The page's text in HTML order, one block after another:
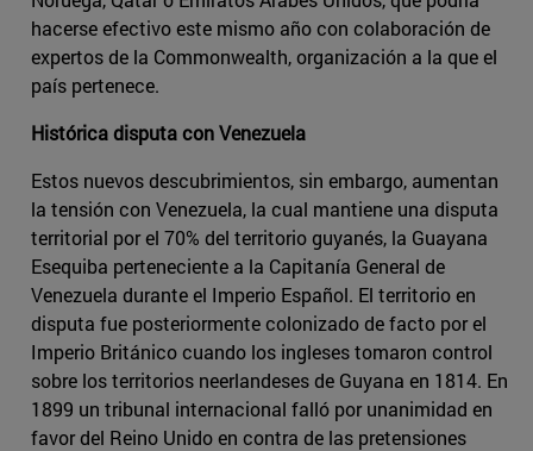
hacerse efectivo este mismo año con colaboración de
expertos de la Commonwealth, organización a la que el
país pertenece.
Histórica disputa con Venezuela
Estos nuevos descubrimientos, sin embargo, aumentan
la tensión con Venezuela, la cual mantiene una disputa
territorial por el 70% del territorio guyanés, la Guayana
Esequiba perteneciente a la Capitanía General de
Venezuela durante el Imperio Español. El territorio en
disputa fue posteriormente colonizado de facto por el
Imperio Británico cuando los ingleses tomaron control
sobre los territorios neerlandeses de Guyana en 1814. En
1899 un tribunal internacional falló por unanimidad en
favor del Reino Unido en contra de las pretensiones